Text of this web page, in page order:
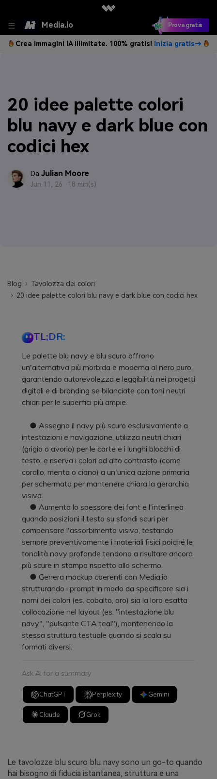
Media.io Prova gratis
Crea immagini IA illimitate. 100% gratis! Inizia gratis→
20 idee palette colori
blu navy e dark blue con
codici hex
Da Julian Moore
Jun 11, 26 · 18 min(s)
Blog
Tavolozza dei colori
20 idee palette colori blu navy e dark blue con codici hex
TL;DR:
Le palette blu navy e blu scuro offrono
un'alternativa più morbida e moderna al nero puro,
garantendo autorevolezza e leggibilità nei progetti
digitali e di branding se bilanciate con toni neutri
chiari per le superfici più ampie.
● Assegna il navy più scuro esclusivamente a
intestazioni e navigazione, utilizza neutri chiari
(grigio o avorio) per le carte e i lunghi blocchi di
testo, e riserva i colori ad alto contrasto (come
corallo, menta o ciano) a un'unica azione primaria
per schermata per mantenere chiara la gerarchia
visiva.
● Aumenta lo spessore dei font e l'interlinea
quando posizioni il testo su sfondi scuri per
compensare l'assorbimento visivo, testando
sempre preventivamente i materiali fisici poiché le
tonalità navy profonde tendono a risultare ancora
più scure in stampa rispetto allo schermo.
● Genera mockup coerenti con Media.io
strutturando i prompt in modo da specificare sia i
nomi dei colori (es. cobalto, oro) sia la loro esatta
collocazione nel layout (es. "intestazione blu
navy", "pulsante CTA teal"), mantenendo la
stessa struttura testuale quando si scala su
formati diversi.
Ask AI for a summary
ChatGPT Perplexity Gemini
Claude Grok
Le tavolozze blu scuro blu navy sono un go-to quando
hai bisogno di fiducia istantanea, struttura e una